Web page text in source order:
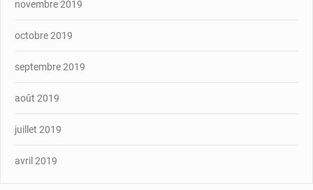
novembre 2019
octobre 2019
septembre 2019
août 2019
juillet 2019
avril 2019